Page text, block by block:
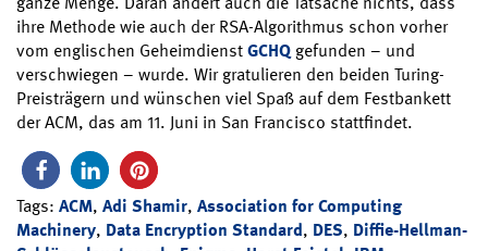
ihre Methode wie auch der RSA-Algorithmus schon vorher
vom englischen GeheimdienstGCHQ gefunden – und
verschwiegen – wurde. Wir gratulieren den beiden Turing-
Preisträgern und wünschen viel Spaß auf dem Festbankett
der ACM, das am 11. Juni in San Francisco stattfindet.
Tags: ACM, Adi Shamir, Association for Computing
Machinery, Data Encryption Standard, DES, Diffie-Hellman-